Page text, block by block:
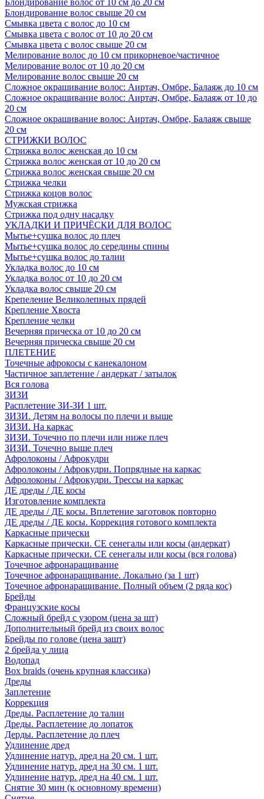
Блондирование волос от 10 см до 20 см
Блондирование волос свыше 20 см
Смывка цвета с волос до 10 см
Смывка цвета с волос от 10 до 20 см
Смывка цвета с волос свыше 20 см
Мелирование волос до 10 см прикорневое/частичное
Мелирование волос от 10 до 20 см
Мелирование волос свыше 20 см
Сложное окрашивание волос: Аиртач, Омбре, Балаяж до 10 см
Сложное окрашивание волос: Аиртач, Омбре, Балаяж от 10 до
20 см
Сложное окрашивание волос: Аиртач, Омбре, Балаяж свыше
20 см
СТРИЖКИ ВОЛОС
Стрижка волос женская до 10 см
Стрижка волос женская от 10 до 20 см
Стрижка волос женская свыше 20 см
Стрижка челки
Стрижка коцов волос
Мужская стрижка
Стрижка под одну насадку
УКЛАДКИ И ПРИЧЁСКИ ДЛЯ ВОЛОС
Мытье+сушка волос до плеч
Мытье+сушка волос до середины спины
Мытье+сушка волос до талии
Укладка волос до 10 см
Укладка волос от 10 до 20 см
Укладка волос свыше 20 см
Крепеление Великолепных прядей
Крепление Хвоста
Крепление челки
Вечерняя прическа от 10 до 20 см
Вечерняя прическа свыше 20 см
ПЛЕТЕНИЕ
Точечные афрокосы с канекалоном
Частичное заплетение / андеркат / затылок
Вся голова
ЗИЗИ
Расплетение ЗИ-ЗИ 1 шт.
ЗИЗИ. Детям на волосы по плечи и выше
ЗИЗИ. На каркас
ЗИЗИ. Точечно по плечи или ниже плеч
ЗИЗИ. Точечно выше плеч
Афролоконы / Афрокудри
Афролоконы / Афрокудри. Попрядные на каркас
Афролоконы / Афрокудри. Трессы на каркас
ДЕ дреды / ДЕ косы
Изготовление комплекта
ДЕ дреды / ДЕ косы. Вплетение заготовок повторно
ДЕ дреды / ДЕ косы. Коррекция готового комплекта
Каркасные прически
Каркасные прически. СЕ сенегалы или косы (андеркат)
Каркасные прически. СЕ сенегалы или косы (вся голова)
Точечное афронаращивание
Точечное афронаращивание. Локально (за 1 шт)
Точечное афронаращивание. Полный объем (2 ряда кос)
Брейды
Французские косы
Сложный брейд с узором (цена за шт)
Дополнительный брейд из своих волос
Брейды по голове (цена зашт)
2 брейда у лица
Водопад
Box braids (очень крупная классика)
Дреды
Заплетение
Коррекция
Дреды. Расплетение до талии
Дреды. Расплетение до лопаток
Дерды. Расплетение до плеч
Удлинение дред
Удлинение натур. дред на 20 см. 1 шт.
Удлинение натур. дред на 30 см. 1 шт.
Удлинение натур. дред на 40 см. 1 шт.
Снятие 30 мин (к основному времени)